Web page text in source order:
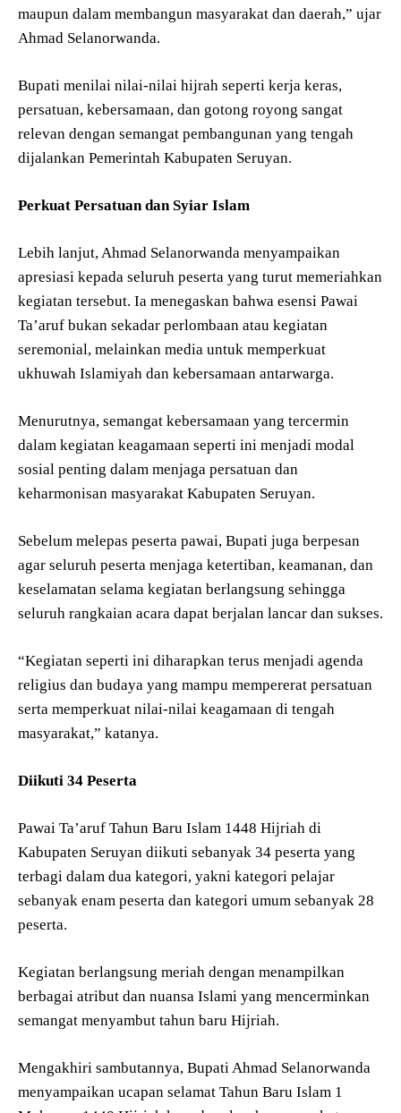
maupun dalam membangun masyarakat dan daerah,” ujar
Ahmad Selanorwanda.
Bupati menilai nilai-nilai hijrah seperti kerja keras,
persatuan, kebersamaan, dan gotong royong sangat
relevan dengan semangat pembangunan yang tengah
dijalankan Pemerintah Kabupaten Seruyan.
Perkuat Persatuan dan Syiar Islam
Lebih lanjut, Ahmad Selanorwanda menyampaikan
apresiasi kepada seluruh peserta yang turut memeriahkan
kegiatan tersebut. Ia menegaskan bahwa esensi Pawai
Ta’aruf bukan sekadar perlombaan atau kegiatan
seremonial, melainkan media untuk memperkuat
ukhuwah Islamiyah dan kebersamaan antarwarga.
Menurutnya, semangat kebersamaan yang tercermin
dalam kegiatan keagamaan seperti ini menjadi modal
sosial penting dalam menjaga persatuan dan
keharmonisan masyarakat Kabupaten Seruyan.
Sebelum melepas peserta pawai, Bupati juga berpesan
agar seluruh peserta menjaga ketertiban, keamanan, dan
keselamatan selama kegiatan berlangsung sehingga
seluruh rangkaian acara dapat berjalan lancar dan sukses.
“Kegiatan seperti ini diharapkan terus menjadi agenda
religius dan budaya yang mampu mempererat persatuan
serta memperkuat nilai-nilai keagamaan di tengah
masyarakat,” katanya.
Diikuti 34 Peserta
Pawai Ta’aruf Tahun Baru Islam 1448 Hijriah di
Kabupaten Seruyan diikuti sebanyak 34 peserta yang
terbagi dalam dua kategori, yakni kategori pelajar
sebanyak enam peserta dan kategori umum sebanyak 28
peserta.
Kegiatan berlangsung meriah dengan menampilkan
berbagai atribut dan nuansa Islami yang mencerminkan
semangat menyambut tahun baru Hijriah.
Mengakhiri sambutannya, Bupati Ahmad Selanorwanda
menyampaikan ucapan selamat Tahun Baru Islam 1